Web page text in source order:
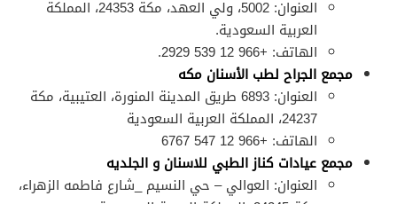
العنوان: 5002، ولي العهد، مكة 24353، المملكة
العربية السعودية.
الهاتف: +966 12 539 2929.
مجمع الجراح لطب الأسنان مكه
العنوان: 6893 طريق المدينة المنورة، العتيبية، مكة
24237، المملكة العربية السعودية
الهاتف: +966 12 547 6767
مجمع عيادات كناز الطبي للاسنان و الجلديه
العنوان: العوالي – حي النسيم _شارع فاطمه الزهراء،